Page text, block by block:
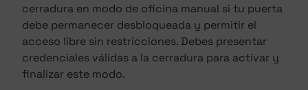
cerradura en modo de oficina manual si tu puerta
debe permanecer desbloqueada y permitir el
acceso libre sin restricciones. Debes presentar
credenciales válidas a la cerradura para activar y
finalizar este modo.